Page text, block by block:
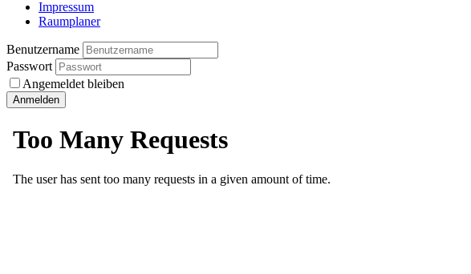
Impressum
Raumplaner
Benutzername
Passwort
Angemeldet bleiben